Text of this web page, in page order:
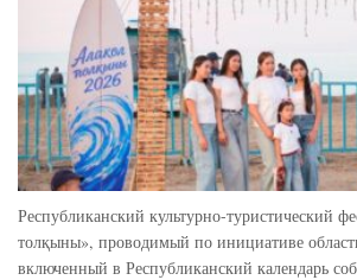
Республиканский культурно-туристический
толқыны», проводимый по инициативе
включенный в Республиканский календарь